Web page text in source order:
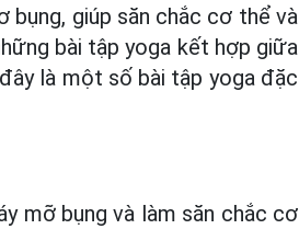
giúp săn chắc cơ thể và
bài tập yoga kết hợp giữa
là một số bài tập yoga đặc
mỡ bụng và làm săn chắc cơ